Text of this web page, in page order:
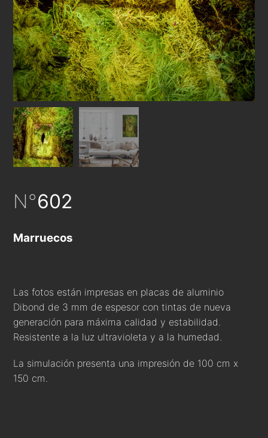
N°602
Marruecos
Las fotos están impresas en placas de aluminio
Dibond de 3 mm de espesor con tintas de nueva
generación para máxima calidad y estabilidad.
Resistente a la luz ultravioleta y a la humedad.
La simulación presenta una impresión de 100 cm x
150 cm.